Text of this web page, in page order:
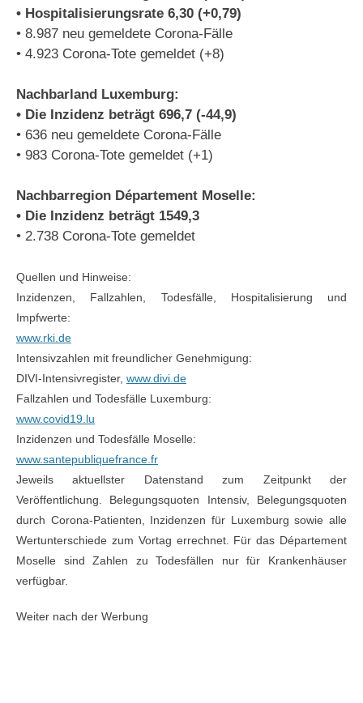
• Hospitalisierungsrate 6,30 (+0,79)
• 8.987 neu gemeldete Corona-Fälle
• 4.923 Corona-Tote gemeldet (+8)
Nachbarland Luxemburg:
• Die Inzidenz beträgt 696,7 (-44,9)
• 636 neu gemeldete Corona-Fälle
• 983 Corona-Tote gemeldet (+1)
Nachbarregion Département Moselle:
• Die Inzidenz beträgt 1549,3
• 2.738 Corona-Tote gemeldet
Quellen und Hinweise:
Inzidenzen, Fallzahlen, Todesfälle, Hospitalisierung und
Impfwerte:
www.rki.de
Intensivzahlen mit freundlicher Genehmigung:
DIVI-Intensivregister, www.divi.de
Fallzahlen und Todesfälle Luxemburg:
www.covid19.lu
Inzidenzen und Todesfälle Moselle:
www.santepubliquefrance.fr
Jeweils aktuellster Datenstand zum Zeitpunkt der
Veröffentlichung. Belegungsquoten Intensiv, Belegungsquoten
durch Corona-Patienten, Inzidenzen für Luxemburg sowie alle
Wertunterschiede zum Vortag errechnet. Für das Département
Moselle sind Zahlen zu Todesfällen nur für Krankenhäuser
verfügbar.
Weiter nach der Werbung